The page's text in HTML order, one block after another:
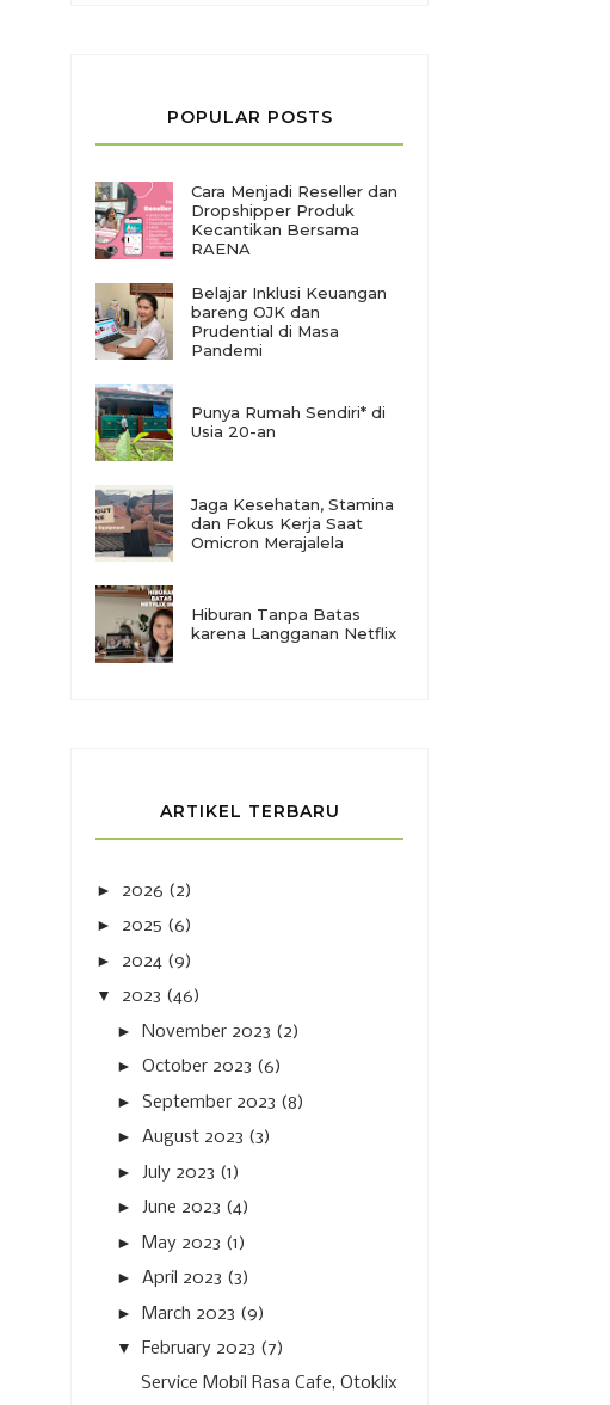
POPULAR POSTS
Cara Menjadi Reseller dan
Dropshipper Produk
Kecantikan Bersama
RAENA
Belajar Inklusi Keuangan
bareng OJK dan
Prudential di Masa
Pandemi
Punya Rumah Sendiri* di
Usia 20-an
Jaga Kesehatan, Stamina
dan Fokus Kerja Saat
Omicron Merajalela
Hiburan Tanpa Batas
karena Langganan Netflix
ARTIKEL TERBARU
► 2026 (2)
► 2025 (6)
► 2024 (9)
▼
2023 (46)
►
November 2023 (2)
► October 2023 (6)
► September 2023 (8)
► August 2023 (3)
► July 2023 (1)
► June 2023 (4)
►
May 2023 (1)
► April 2023 (3)
►
March 2023 (9)
▼
February 2023 (7)
Service Mobil Rasa Cafe, Otoklix